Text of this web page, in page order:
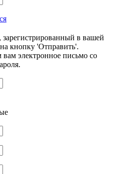
в вашей
кнопку 'Отправить'.
электронное письмо со